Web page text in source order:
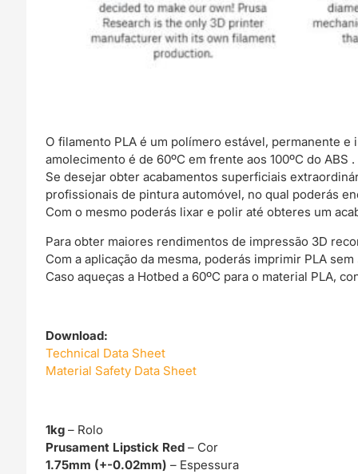
O filamento PLA é um polímero estável, permanente
amolecimento é de 60ºC em frente aos 100ºC do ABS .
Se desejar obter acabamentos superficiais
profissionais de pintura automóvel, no qual poderás
Com o mesmo poderás lixar e polir até obteres um
Para obter maiores rendimentos de impressão 3D
Com a aplicação da mesma, poderás imprimir PLA
Caso aqueças a Hotbed a 60ºC para o material PLA,
Download:
Technical Data Sheet
Material Safety Data Sheet
1kg – Rolo
Prusament Lipstick Red– Cor
1.75mm (+-0.02mm)– Espessura